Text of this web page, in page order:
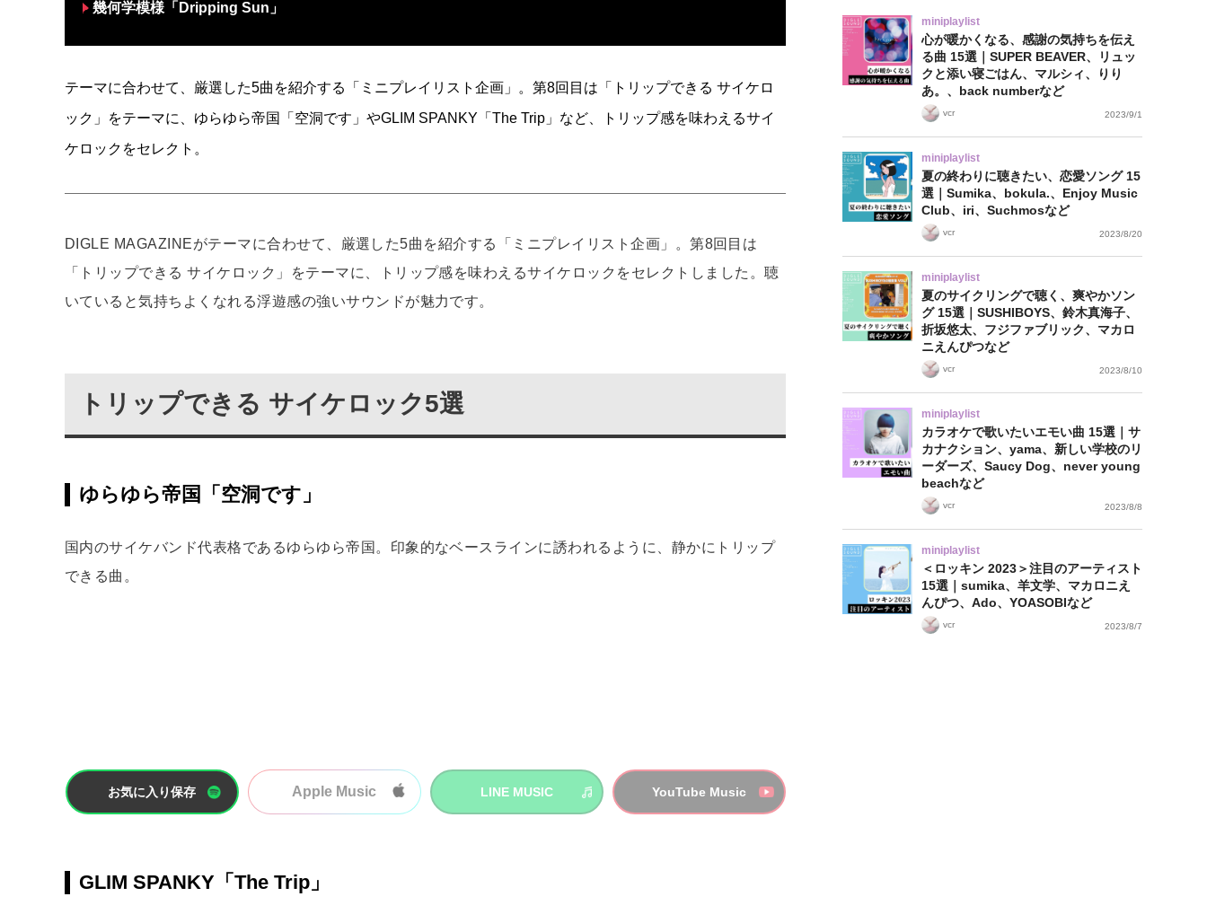
幾何学模様「Dripping Sun」
テーマに合わせて、厳選した5曲を紹介する「ミニプレイリスト企画」。第8回目は「トリップできる サイケロ
ック」をテーマに、ゆらゆら帝国「空洞です」やGLIM SPANKY「The Trip」など、トリップ感を味わえるサイ
ケロックをセレクト。
DIGLE MAGAZINEがテーマに合わせて、厳選した5曲を紹介する「ミニプレイリスト企画」。第8回目は
「トリップできる サイケロック」をテーマに、トリップ感を味わえるサイケロックをセレクトしました。聴
いていると気持ちよくなれる浮遊感の強いサウンドが魅力です。
トリップできる サイケロック5選
ゆらゆら帝国「空洞です」
国内のサイケバンド代表格であるゆらゆら帝国。印象的なベースラインに誘われるように、静かにトリップ
できる曲。
お気に入り保存 Apple Music LINE MUSIC YouTube Music
GLIM SPANKY「The Trip」
miniplaylist
心が暖かくなる、感謝の気持ちを伝え
る曲 15選｜SUPER BEAVER、リュッ
クと添い寝ごはん、マルシィ、りり
あ。、back numberなど
vcr 2023/9/1
miniplaylist
夏の終わりに聴きたい、恋愛ソング 15
選｜Sumika、bokula.、Enjoy Music
Club、iri、Suchmosなど
vcr 2023/8/20
miniplaylist
夏のサイクリングで聴く、爽やかソン
グ 15選｜SUSHIBOYS、鈴木真海子、
折坂悠太、フジファブリック、マカロ
ニえんぴつなど
vcr 2023/8/10
miniplaylist
カラオケで歌いたいエモい曲 15選｜サ
カナクション、yama、新しい学校のリ
ーダーズ、Saucy Dog、never young
beachなど
vcr 2023/8/8
miniplaylist
＜ロッキン 2023＞注目のアーティスト
15選｜sumika、羊文学、マカロニえ
んぴつ、Ado、YOASOBIなど
vcr 2023/8/7